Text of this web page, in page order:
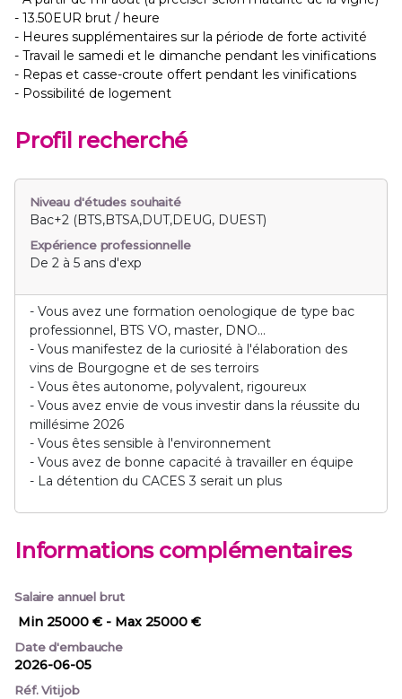
- 13.50EUR brut / heure
- Heures supplémentaires sur la période de forte activité
- Travail le samedi et le dimanche pendant les vinifications
- Repas et casse-croute offert pendant les vinifications
- Possibilité de logement
Profil recherché
Niveau d'études souhaité
Bac+2 (BTS,BTSA,DUT,DEUG, DUEST)
Expérience professionnelle
De 2 à 5 ans d'exp
- Vous avez une formation oenologique de type bac
professionnel, BTS VO, master, DNO...
- Vous manifestez de la curiosité à l'élaboration des
vins de Bourgogne et de ses terroirs
- Vous êtes autonome, polyvalent, rigoureux
- Vous avez envie de vous investir dans la réussite du
millésime 2026
- Vous êtes sensible à l'environnement
- Vous avez de bonne capacité à travailler en équipe
- La détention du CACES 3 serait un plus
Informations complémentaires
Salaire annuel brut
Min 25000 € - Max 25000 €
Date d'embauche
2026-06-05
Réf. Vitijob